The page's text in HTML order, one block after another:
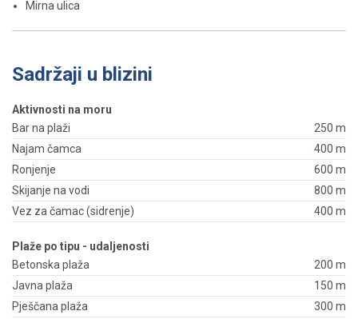
Mirna ulica
Sadržaji u blizini
Aktivnosti na moru
Bar na plaži
250 m
Najam čamca
400 m
Ronjenje
600 m
Skijanje na vodi
800 m
Vez za čamac (sidrenje)
400 m
Plaže po tipu - udaljenosti
Betonska plaža
200 m
Javna plaža
150 m
Pješčana plaža
300 m